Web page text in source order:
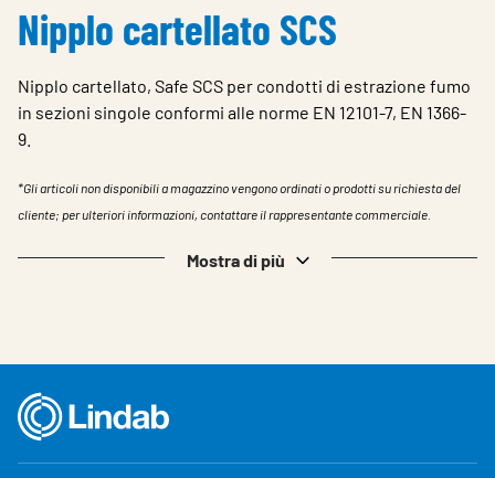
Su Tecnovent
Download
Log in
Scegliere la lingua
Nipplo cartellato SCS
Nipplo cartellato, Safe SCS per condotti di estrazione fumo
in sezioni singole conformi alle norme EN 12101-7, EN 1366-
9.
*Gli articoli non disponibili a magazzino vengono ordinati o prodotti su richiesta del
cliente; per ulteriori informazioni, contattare il rappresentante commerciale.
Mostra di più